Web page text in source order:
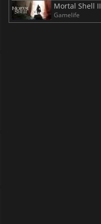
Mortal Shell II
Gamelife